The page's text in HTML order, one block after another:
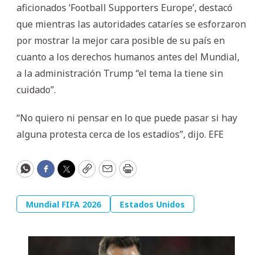
aficionados ‘Football Supporters Europe’, destacó
que mientras las autoridades cataríes se esforzaron
por mostrar la mejor cara posible de su país en
cuanto a los derechos humanos antes del Mundial,
a la administración Trump “el tema la tiene sin
cuidado”.
“No quiero ni pensar en lo que puede pasar si hay
alguna protesta cerca de los estadios”, dijo. EFE
WhatsApp
Facebook
Twitter
CopyEmailPrint
Mundial FIFA 2026 Estados Unidos